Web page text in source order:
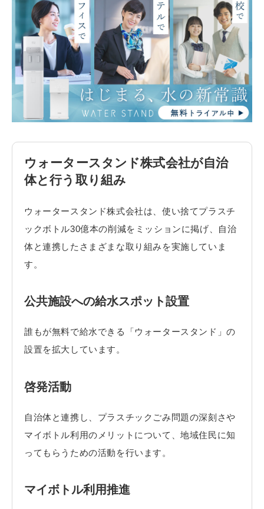
ウォータースタンド株式会社が自治
体と行う取り組み
ウォータースタンド株式会社は、使い捨てプラスチ
ックボトル30億本の削減をミッションに掲げ、自治
体と連携したさまざまな取り組みを実施していま
す。
公共施設への給水スポット設置
誰もが無料で給水できる「ウォータースタンド」の
設置を拡大しています。
啓発活動
自治体と連携し、プラスチックごみ問題の深刻さや
マイボトル利用のメリットについて、地域住民に知
ってもらうための活動を行います。
マイボトル利用推進